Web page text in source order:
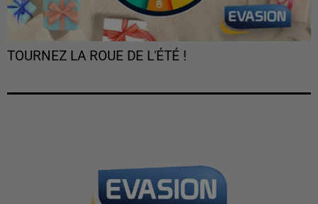
TOURNEZ LA ROUE DE L'ÉTÉ !